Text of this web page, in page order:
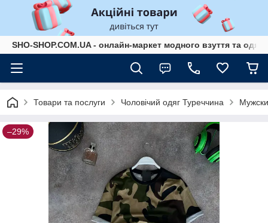
SHO-SHOP.COM.UA - онлайн-маркет модного взуття та
Товари та послуги Чоловічий одяг Туреччина
–29%